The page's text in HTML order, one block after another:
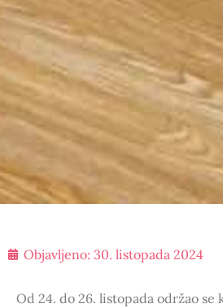
Objavljeno: 30. listopada 2024
Od 24. do 26. listopada održao